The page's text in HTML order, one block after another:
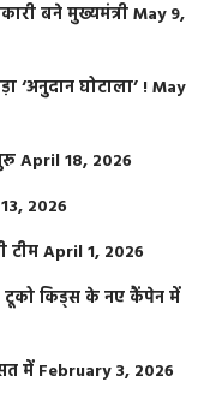
बने मुख्यमंत्रीMay 9,
‘अनुदान घोटाला’ !May
April 18, 2026
2026
टीमApril 1, 2026
टूको किड्स के नए कैंपेन में
में February 3, 2026